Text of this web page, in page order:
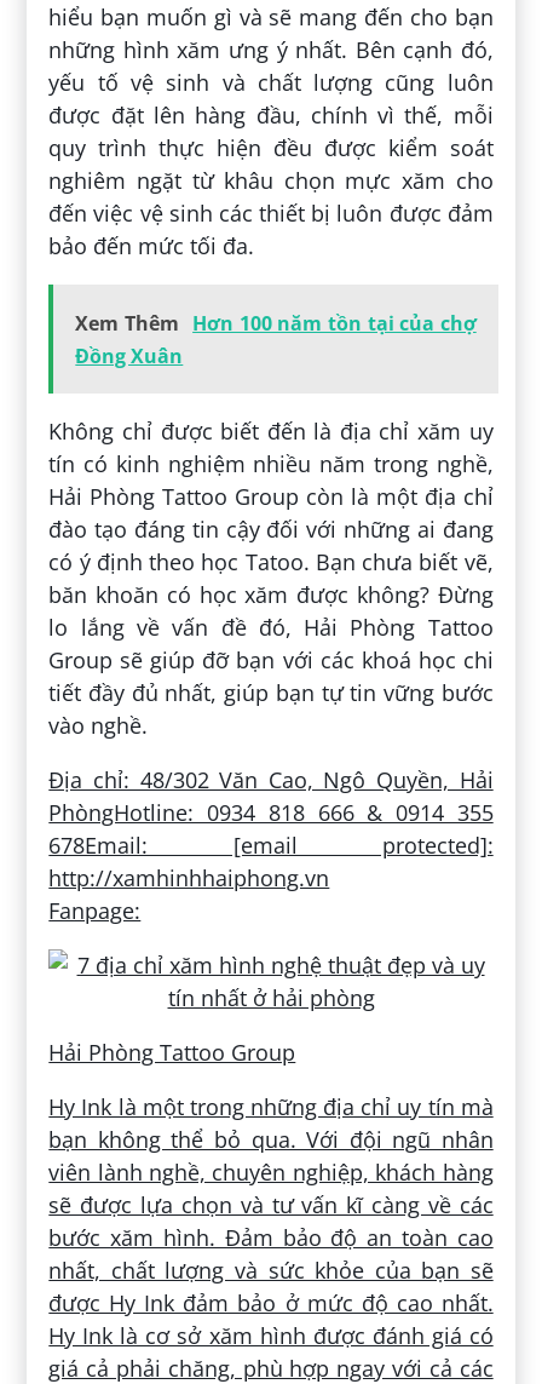
hiểu bạn muốn gì và sẽ mang đến cho bạn
những hình xăm ưng ý nhất. Bên cạnh đó,
yếu tố vệ sinh và chất lượng cũng luôn
được đặt lên hàng đầu, chính vì thế, mỗi
quy trình thực hiện đều được kiểm soát
nghiêm ngặt từ khâu chọn mực xăm cho
đến việc vệ sinh các thiết bị luôn được đảm
bảo đến mức tối đa.
Xem Thêm Hơn 100 năm tồn tại của chợ
Đồng Xuân
Không chỉ được biết đến là địa chỉ xăm uy
tín có kinh nghiệm nhiều năm trong nghề,
Hải Phòng Tattoo Group còn là một địa chỉ
đào tạo đáng tin cậy đối với những ai đang
có ý định theo học Tatoo. Bạn chưa biết vẽ,
băn khoăn có học xăm được không? Đừng
lo lắng về vấn đề đó, Hải Phòng Tattoo
Group sẽ giúp đỡ bạn với các khoá học chi
tiết đầy đủ nhất, giúp bạn tự tin vững bước
vào nghề.
Địa chỉ: 48/302 Văn Cao, Ngô Quyền, Hải
PhòngHotline: 0934 818 666 & 0914 355
678Email: [email protected]:
http://xamhinhhaiphong.vn
Fanpage:
Hải Phòng Tattoo Group
Hy Ink là một trong những địa chỉ uy tín mà
bạn không thể bỏ qua. Với đội ngũ nhân
viên lành nghề, chuyên nghiệp, khách hàng
sẽ được lựa chọn và tư vấn kĩ càng về các
bước xăm hình. Đảm bảo độ an toàn cao
nhất, chất lượng và sức khỏe của bạn sẽ
được Hy Ink đảm bảo ở mức độ cao nhất.
Hy Ink là cơ sở xăm hình được đánh giá có
giá cả phải chăng, phù hợp ngay với cả các